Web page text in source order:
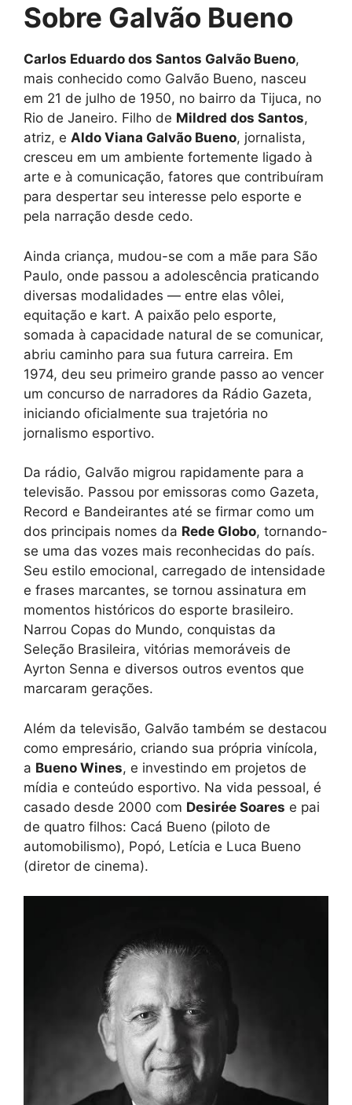
Sobre Galvão Bueno
Carlos Eduardo dos Santos Galvão Bueno,
mais conhecido como Galvão Bueno, nasceu
em 21 de julho de 1950, no bairro da Tijuca, no
Rio de Janeiro. Filho de Mildred dos Santos,
atriz, e Aldo Viana Galvão Bueno, jornalista,
cresceu em um ambiente fortemente ligado à
arte e à comunicação, fatores que contribuíram
para despertar seu interesse pelo esporte e
pela narração desde cedo.
Ainda criança, mudou-se com a mãe para São
Paulo, onde passou a adolescência praticando
diversas modalidades — entre elas vôlei,
equitação e kart. A paixão pelo esporte,
somada à capacidade natural de se comunicar,
abriu caminho para sua futura carreira. Em
1974, deu seu primeiro grande passo ao vencer
um concurso de narradores da Rádio Gazeta,
iniciando oficialmente sua trajetória no
jornalismo esportivo.
Da rádio, Galvão migrou rapidamente para a
televisão. Passou por emissoras como Gazeta,
Record e Bandeirantes até se firmar como um
dos principais nomes da Rede Globo, tornando-
se uma das vozes mais reconhecidas do país.
Seu estilo emocional, carregado de intensidade
e frases marcantes, se tornou assinatura em
momentos históricos do esporte brasileiro.
Narrou Copas do Mundo, conquistas da
Seleção Brasileira, vitórias memoráveis de
Ayrton Senna e diversos outros eventos que
marcaram gerações.
Além da televisão, Galvão também se destacou
como empresário, criando sua própria vinícola,
a Bueno Wines, e investindo em projetos de
mídia e conteúdo esportivo. Na vida pessoal, é
casado desde 2000 com Desirée Soares e pai
de quatro filhos: Cacá Bueno (piloto de
automobilismo), Popó, Letícia e Luca Bueno
(diretor de cinema).